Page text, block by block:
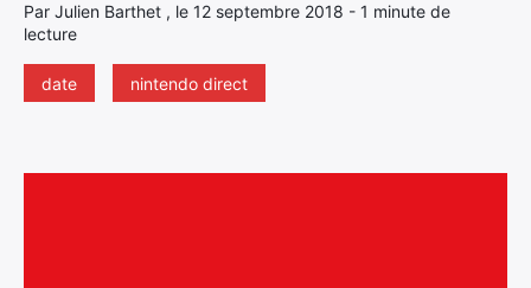
Par Julien Barthet , le 12 septembre 2018 - 1 minute de
lecture
date nintendo direct